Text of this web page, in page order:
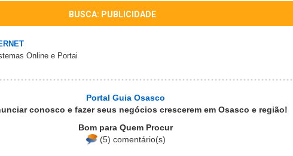
BUSCA: PUBLICIDADE
Online e Portai
Portal Guia Osasco
conosco e fazer seus negócios crescerem em Osasco e região!
Bom para Quem Procur
(5) comentário(s)